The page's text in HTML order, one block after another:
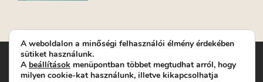
Turay Ida Színház Közhasznú Nonprofit Kft. | Működési
helyszín: Turay Ida Színház 1089 Budapest, Kálvária tér 6. |
A weboldalon a minőségi felhasználói élmény érdekében
sütiket használunk.
A beállítások menüpontban többet megtudhat arról, hogy
milyen cookie-kat használunk, illetve kikapcsolhatja